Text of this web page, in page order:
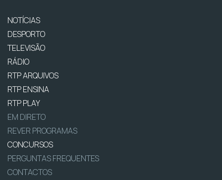
NOTÍCIAS
DESPORTO
TELEVISÃO
RÁDIO
RTP ARQUIVOS
RTP ENSINA
RTP PLAY
EM DIRETO
REVER PROGRAMAS
CONCURSOS
PERGUNTAS FREQUENTES
CONTACTOS